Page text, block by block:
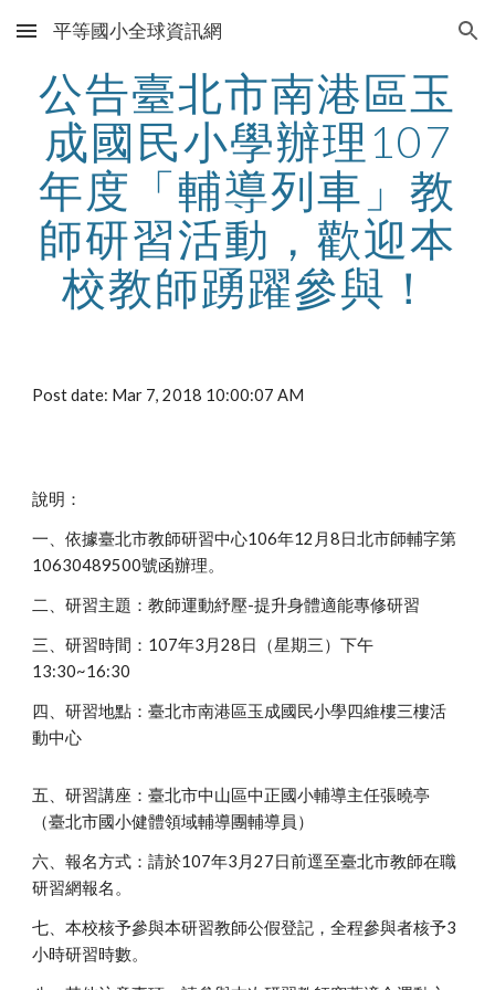
Skip to main content Skip to navigation
平等國小全球資訊網
公告臺北市南港區玉
成國民小學辦理107
年度「輔導列車」教
師研習活動，歡迎本
校教師踴躍參與！
Post date: Mar 7, 2018 10:00:07 AM
說明：
一、依據臺北市教師研習中心106年12月8日北市師輔字第
10630489500號函辦理。
二、研習主題：教師運動紓壓-提升身體適能專修研習
三、研習時間：107年3月28日（星期三）下午
13:30~16:30
四、研習地點：臺北市南港區玉成國民小學四維樓三樓活
動中心
五、研習講座：臺北市中山區中正國小輔導主任張曉亭
（臺北市國小健體領域輔導團輔導員）
六、報名方式：請於107年3月27日前逕至臺北市教師在職
研習網報名。
七、本校核予參與本研習教師公假登記，全程參與者核予3
小時研習時數。